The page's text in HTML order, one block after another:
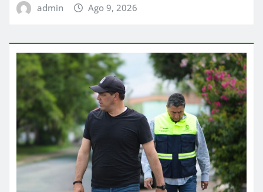
admin Ago 9, 2026